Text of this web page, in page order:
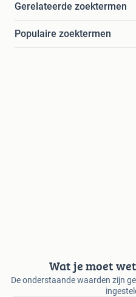
Gerelateerde zoektermen
Populaire zoektermen
Wat je moet
De onderstaande waarden zijn